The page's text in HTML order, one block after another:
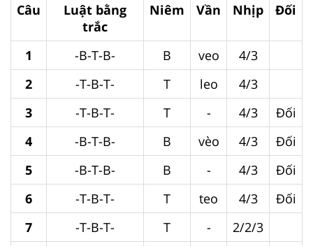
Câu
Luật bằng
trắc
Niêm Vần Nhịp Đối
1 -B-T-B- B veo
4/3
2
-T-B-T- T leo
4/3
3
-T-B-T- T - 4/3
Đối
4
-B-T-B- B vèo 4/3
Đối
5
-B-T-B- B - 4/3
Đối
6
-T-B-T- T teo 4/3
Đối
7
-T-B-T- T -
2/2/3